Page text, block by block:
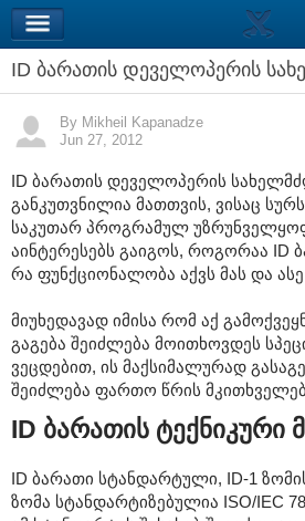
ID ბარათის დეველოპერის
By Mikheil Kapanadze
Jun 27, 2012
ID ბარათის დეველოპერის
განკუთვნილია მათთვის, ვისაც
საკუთარ პროგრამულ
აინტერესებს გაიგოს, როგორაა ID
რა ფუნქციონალობა აქვს მას და
მიუხედავად იმისა რომ აქ
გაგება შეიძლება მოითხოვდეს
ვეცდებით, ის მაქსიმალურად
შეიძლება ფართო წრის
ID ბარათის ტექნიკური
ID ბარათი სტანდარტული, ID-1
ზომა სტანდარტიზებულია ISO/IEC